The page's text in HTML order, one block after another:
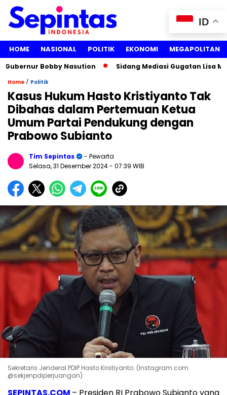
HOME NASIONAL POLITIK EKONOMI MEGAPOLITAN
Bobby Nasution Sidang Mediasi Gugatan Lisa
Home / Politik
Kasus Hukum Hasto Kristiyanto Tak
Dibahas dalam Pertemuan Ketua
Umum Partai Pendukung dengan
Prabowo Subianto
Tim Sepintas
- Pewarta
Selasa, 31 Desember 2024- 07:39 WIB
Sekretaris Jenderal PDIP Hasto Kristiyanto. (Instagram.com
@sekjenpdiperjuangan)
SEPINTAS.COM – Presiden RI Prabowo Subianto yang
ID